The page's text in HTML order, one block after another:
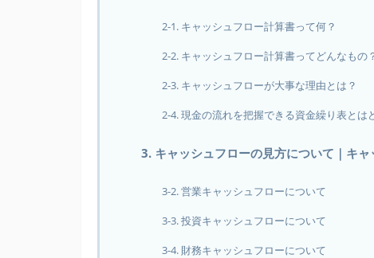
2-1. キャッシュフロー計算書って何？
2-2. キャッシュフロー計算書ってどんなもの
2-3. キャッシュフローが大事な理由とは？
2-4. 現金の流れを把握できる資金繰り表とは
3. キャッシュフローの見方について｜キ
3-2. 営業キャッシュフローについて
3-3. 投資キャッシュフローについて
3-4. 財務キャッシュフローについて